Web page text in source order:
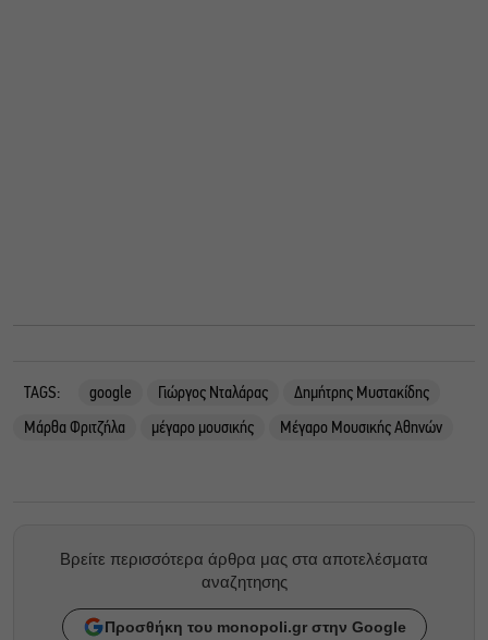
TAGS: google Γιώργος Νταλάρας
Δημήτρης Μυστακίδης
Μάρθα Φριτζήλα
μέγαρο μουσικής Μέγαρο Μουσικής Αθηνών
Βρείτε περισσότερα άρθρα μας στα αποτελέσματα
αναζητησης
Προσθήκη του monopoli.gr στην Google